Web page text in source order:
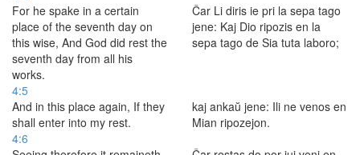
For he spake in a certain
place of the seventh day on
this wise, And God did rest the
seventh day from all his
works.
Ĉar Li diris ie pri la sepa tago
jene: Kaj Dio ripozis en la
sepa tago de Sia tuta laboro;
4:5
And in this place again, If they
shall enter into my rest.
kaj ankaŭ jene: Ili ne venos en
Mian ripozejon.
4:6